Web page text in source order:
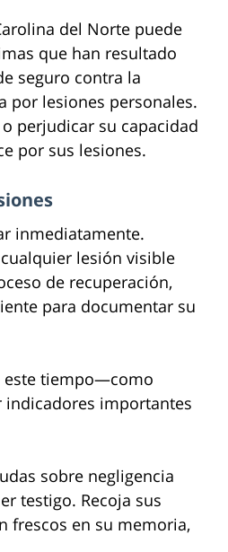
del Norte puede
que han resultado
seguro contra la
por lesiones personales.
perjudicar su capacidad
por sus lesiones.
inmediatamente.
lesión visible
de recuperación,
para documentar su
este tiempo—como
importantes
sobre negligencia
testigo. Recoja sus
frescos en su memoria,